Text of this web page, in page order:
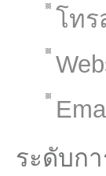
โทร
ระดับก